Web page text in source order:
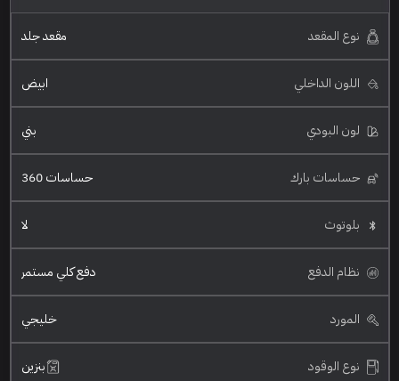
نوع المقعد مقعد جلد
اللون الداخلي ابيض
لون البودي بني
حساسات بارك حساسات 360
بلوتوث لا
نظام الدفع دفع كلي مستمر
المورد خليجي
نوع الوقود بنزين